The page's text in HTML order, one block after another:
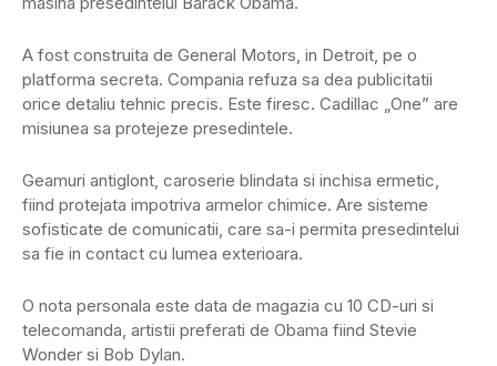
A fost construita de General Motors, in Detroit, pe o
platforma secreta. Compania refuza sa dea publicitatii
orice detaliu tehnic precis. Este firesc. Cadillac „One” are
misiunea sa protejeze presedintele.
Geamuri antiglont, caroserie blindata si inchisa ermetic,
fiind protejata impotriva armelor chimice. Are sisteme
sofisticate de comunicatii, care sa-i permita presedintelui
sa fie in contact cu lumea exterioara.
O nota personala este data de magazia cu 10 CD-uri si
telecomanda, artistii preferati de Obama fiind Stevie
Wonder si Bob Dylan.